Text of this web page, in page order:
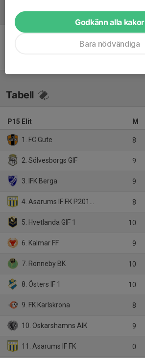
Referat
Inget referat skrivet
Tabell
P15 Elit M
1. FC Gute 8
2. Sölvesborgs GIF 9
3. IFK Berga 9
4. Asarums IF FK P2011/2012 8
5. Hvetlanda GIF 1 10
6. Kalmar FF 9
7. Ronneby BK 10
8. Östers IF 1 10
9. FK Karlskrona 8
10. Oskarshamns AIK 9
11. Asarums IF FK 0
Godkänn alla kakor
Bara nödvändiga